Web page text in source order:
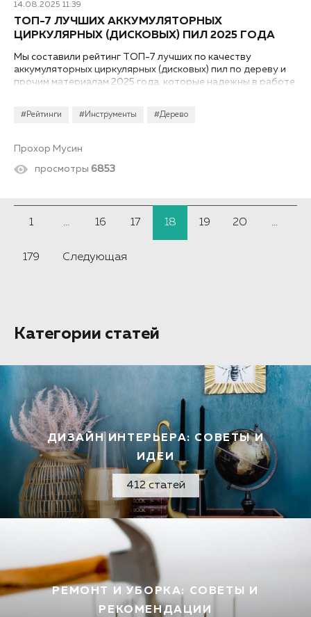
14.08.2025 11:39
#Рейтинги #Инструменты #Дерево
ТОП-7 ЛУЧШИХ АККУМУЛЯТОРНЫХ
ЦИРКУЛЯРНЫХ (ДИСКОВЫХ) ПИЛ 2025 ГОДА
Мы составили рейтинг ТОП-7 лучших по качеству
аккумуляторных циркулярных (дисковых) пил по дереву и
прочим материалам 2025 года, которые надежны в работе
Прохор Мусин
просмотры 6853
1 ... 16 17 18 19 20 ...
179 Следующая
Категории статей
ДИЗАЙН ИНТЕРЬЕРА: СОВЕТЫ И
ИДЕИ
412 статей
РЕМОНТ И УБОРКА: СОВЕТЫ И
РЕКОМЕНДАЦИИ